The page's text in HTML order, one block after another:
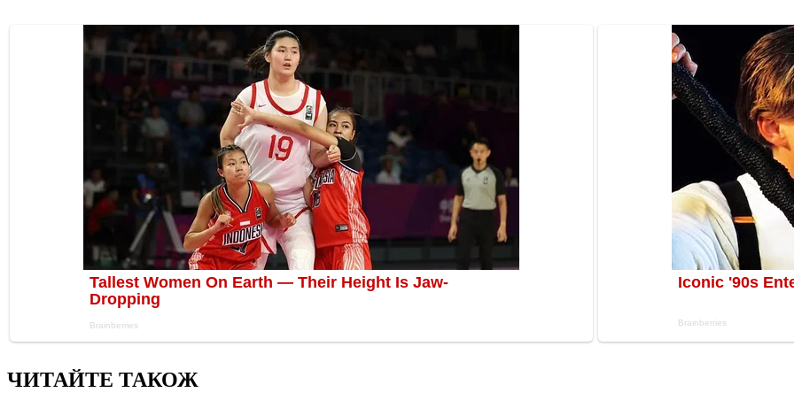
ЧИТАЙТЕ ТАКОЖ